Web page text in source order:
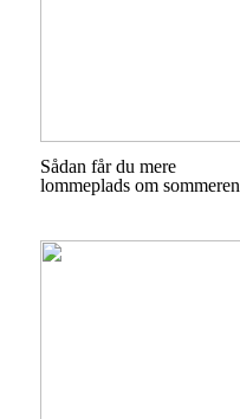
Sådan får du mere
lommeplads om sommeren